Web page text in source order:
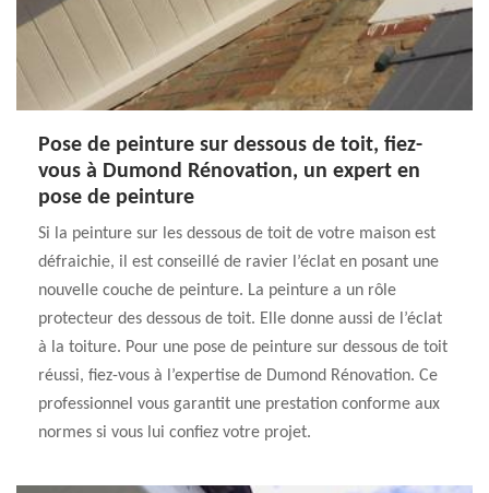
Pose de peinture sur dessous de toit, fiez-
vous à Dumond Rénovation, un expert en
pose de peinture
Si la peinture sur les dessous de toit de votre maison est
défraichie, il est conseillé de ravier l’éclat en posant une
nouvelle couche de peinture. La peinture a un rôle
protecteur des dessous de toit. Elle donne aussi de l’éclat
à la toiture. Pour une pose de peinture sur dessous de toit
réussi, fiez-vous à l’expertise de Dumond Rénovation. Ce
professionnel vous garantit une prestation conforme aux
normes si vous lui confiez votre projet.